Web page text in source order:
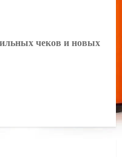
чеков и новых